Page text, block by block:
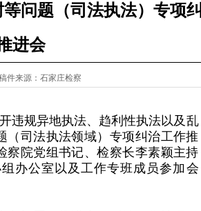
问题（司法执法）专项纠
进会
来源：石家庄检察
违规异地执法、 趋利性执法以及乱
（司法执法领域）专项纠治工作推
察院党组书记、检察长李素颖主持
办公室以及工作专班成员参加会